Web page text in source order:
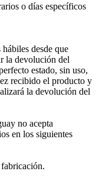
o días específicos
desde que
la devolución del
estado, sin uso,
recibido el producto y
la devolución del
no acepta
en los siguientes